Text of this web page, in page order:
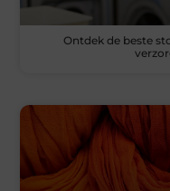
Ontdek de beste